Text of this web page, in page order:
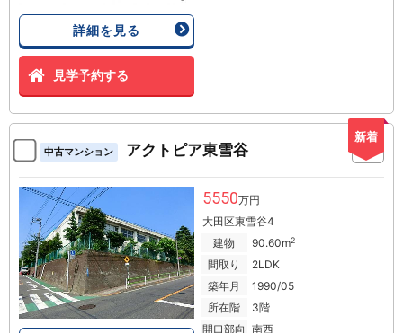
詳細を見る
見学予約する
新着
中古マンション アクトピア東雪谷
5550万円
大田区東雪谷4
建物
90.60m2
間取り
2LDK
築年月
1990/05
所在階
3階
開口部向 南西